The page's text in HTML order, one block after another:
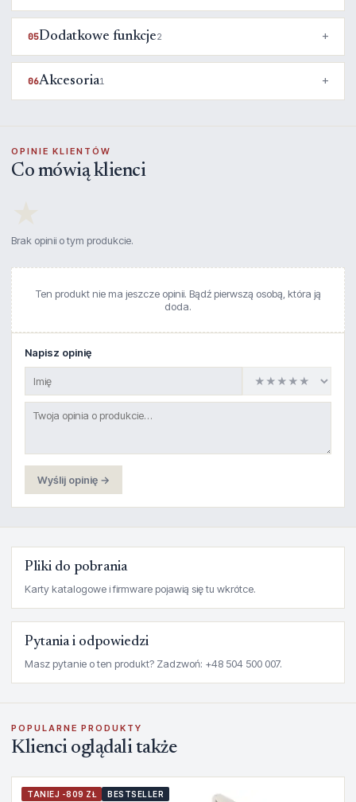
05Dodatkowe funkcje2
06Akcesoria1
OPINIE KLIENTÓW
Co mówią klienci
Brak opinii o tym produkcie.
Ten produkt nie ma jeszcze opinii. Bądź pierwszą osobą, która ją
doda.
Napisz opinię
Wyślij opinię →
Pliki do pobrania
Karty katalogowe i firmware pojawią się tu wkrótce.
Pytania i odpowiedzi
Masz pytanie o ten produkt? Zadzwoń: +48 504 500 007.
POPULARNE PRODUKTY
Klienci oglądali także
TANIEJ -809 ZŁ BESTSELLER